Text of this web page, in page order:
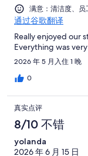
满意：清洁度、
通过谷歌翻译
Really enjoyed our
Everything was
2026 年 5 月入住 1 晚
0
真实点评
8/10 不错
yolanda
2026 年 6 月 15 日